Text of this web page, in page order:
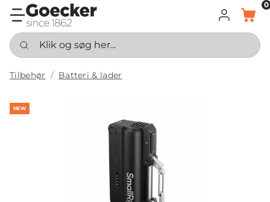
LOG INDKURV
0
Klik og søg her...
Tilbehør Batteri & lader
NEW